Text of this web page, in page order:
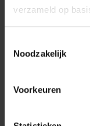
verzameld op
Noodzakelijk
Voorkeuren